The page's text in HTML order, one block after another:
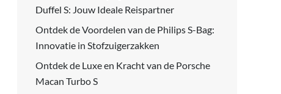
Duffel S: Jouw Ideale Reispartner
Ontdek de Voordelen van de Philips S-Bag:
Innovatie in Stofzuigerzakken
Ontdek de Luxe en Kracht van de Porsche
Macan Turbo S